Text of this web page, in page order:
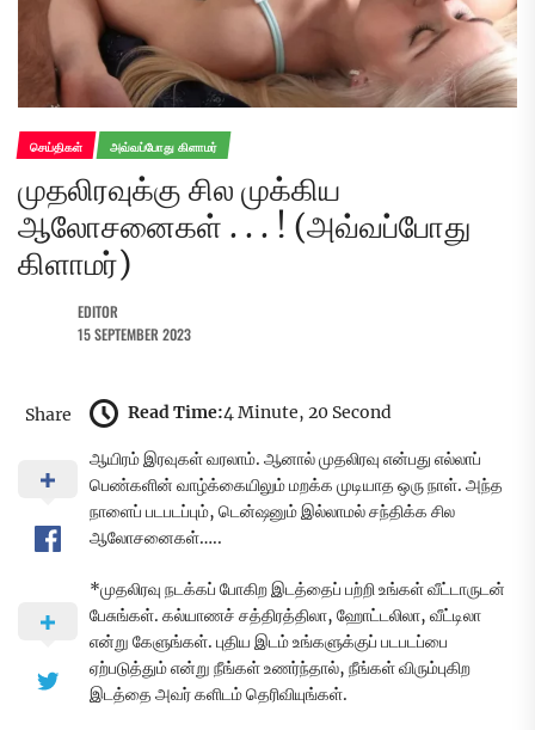
செய்திகள் அவ்வப்போது கிளாமர்
முதலிரவுக்கு சில முக்கிய
ஆலோசனைகள் . . . ! (அவ்வப்போது
கிளாமர்)
EDITOR
15 SEPTEMBER 2023
Share Read Time:4 Minute, 20 Second
ஆயிரம் இரவுகள் வரலாம். ஆனால் முதலிரவு என்பது எல்லாப்
பெண்களின் வாழ்க்கையிலும் மறக்க முடியாத ஒரு நாள். அந்த
நாளைப் படபடப்பும், டென்ஷனும் இல்லாமல் சந்திக்க சில
ஆலோசனைகள்…..
*முதலிரவு நடக்கப் போகிற இடத்தைப் பற்றி உங்கள் வீட்டாருடன்
பேசுங்கள். கல்யாணச் சத்திரத்திலா, ஹோட்டலிலா, வீட்டிலா
என்று கேளுங்கள். புதிய இடம் உங்களுக்குப் படபடப்பை
ஏற்படுத்தும் என்று நீங்கள் உணர்ந்தால், நீங்கள் விரும்புகிற
இடத்தை அவர் களிடம் தெரிவியுங்கள்.